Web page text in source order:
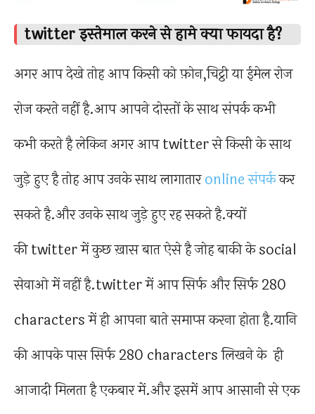
twitter इस्तेमाल करने से हामे क्या फायदा है?
अगर आप देखे तोह आप किसी को फ़ोन,चिट्ठी या ईमेल रोज
रोज करते नहीं है.आप आपने दोस्तों के साथ संपर्क कभी
कभी करते है लेकिन अगर आप twitter से किसी के साथ
जुड़े हुए है तोह आप उनके साथ लागातारonline संपर्ककर
सकते है.और उनके साथ जुड़े हुए रह सकते है.क्यों
की twitter में कुछ ख़ास बात ऐसे है जोह बाकी के social
सेवाओ में नहीं है.twitter में आप सिर्फ और सिर्फ 280
characters में ही आपना बाते समाप्प्त करना होता है.यानि
की आपके पास सिर्फ 280 characters लिखने के ही
आजादी मिलता है एकबार में.और इसमें आप आसानी से एक